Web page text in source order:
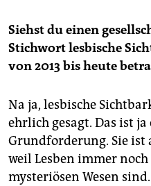
Siehst du einen
Stichwort lesbische
von 2013 bis heute
Na ja, lesbische
ehrlich gesagt. Das ist ja
Grundforderung. Sie ist
weil Lesben immer
mysteriösen Wesen